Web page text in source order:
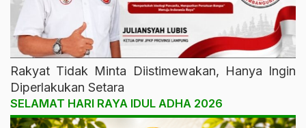
Rakyat Tidak Minta Diistimewakan, Hanya Ingin
Diperlakukan Setara
SELAMAT HARI RAYA IDUL ADHA 2026